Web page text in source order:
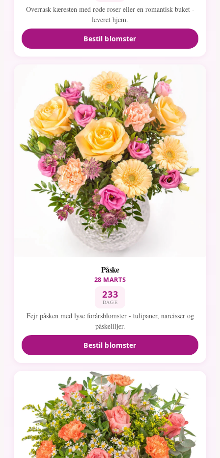
Overrask kæresten med røde roser eller en romantisk buket -
leveret hjem.
Bestil blomster
Påske
28 MARTS
233
DAGE
Fejr påsken med lyse forårsblomster - tulipaner, narcisser og
påskeliljer.
Bestil blomster